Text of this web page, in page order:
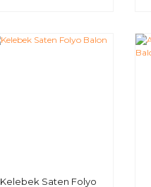
Kelebek Saten Folyo